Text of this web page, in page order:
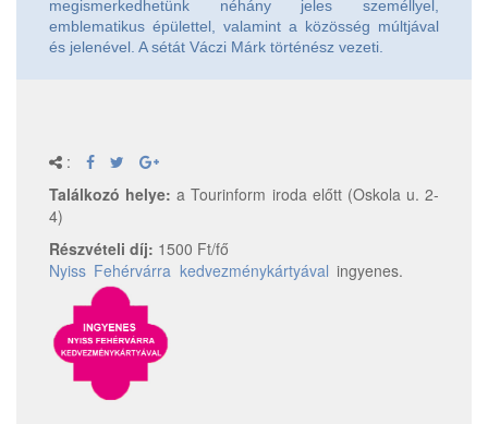
megismerkedhetünk néhány jeles személlyel,
emblematikus épülettel, valamint a közösség múltjával
és jelenével. A sétát Váczi Márk történész vezeti.
:
Találkozó helye: a Tourinform iroda előtt (Oskola u. 2-
4)
Részvételi díj: 1500 Ft/fő
Nyiss Fehérvárra kedvezménykártyával ingyenes.